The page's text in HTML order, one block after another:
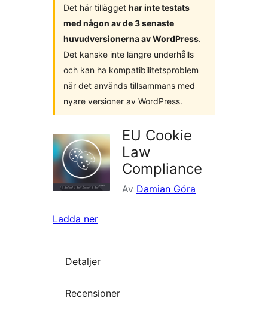
Det här tillägget har inte testats
med någon av de 3 senaste
huvudversionerna av WordPress.
Det kanske inte längre underhålls
och kan ha kompatibilitetsproblem
när det används tillsammans med
nyare versioner av WordPress.
EU Cookie
Law
Compliance
Av Damian Góra
Ladda ner
Detaljer
Recensioner